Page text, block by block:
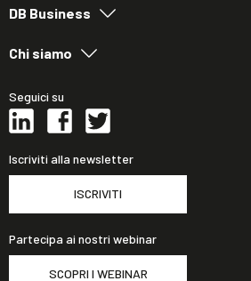
DB Business
Chi siamo
Seguici su
Iscriviti alla newsletter
ISCRIVITI
Partecipa ai nostri webinar
SCOPRI I WEBINAR